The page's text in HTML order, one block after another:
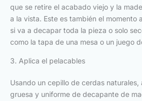
que se retire el acabado viejo y la
a la vista. Este es también el momento
si va a decapar toda la pieza o solo
como la tapa de una mesa o un juego
3. Aplica el pelacables
Usando un cepillo de cerdas naturales,
gruesa y uniforme de decapante de